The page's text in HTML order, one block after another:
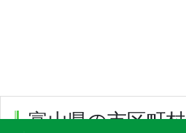
富山県の市区町村